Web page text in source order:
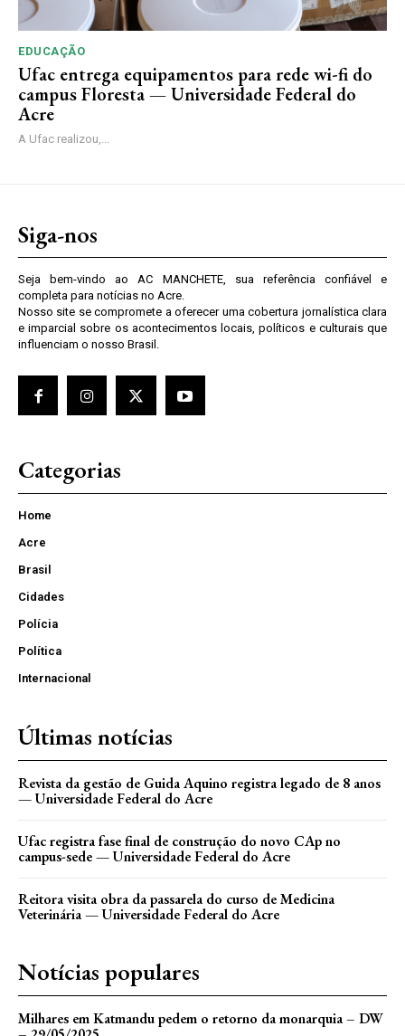
EDUCAÇÃO
Ufac entrega equipamentos para rede wi-fi do
campus Floresta — Universidade Federal do
Acre
A Ufac realizou,...
Siga-nos
Seja bem-vindo ao AC MANCHETE, sua referência confiável e
completa para notícias no Acre.
Nosso site se compromete a oferecer uma cobertura jornalística clara
e imparcial sobre os acontecimentos locais, políticos e culturais que
influenciam o nosso Brasil.
Categorias
Home
Acre
Brasil
Cidades
Polícia
Política
Internacional
Últimas notícias
Revista da gestão de Guida Aquino registra legado de 8 anos
— Universidade Federal do Acre
Ufac registra fase final de construção do novo CAp no
campus-sede — Universidade Federal do Acre
Reitora visita obra da passarela do curso de Medicina
Veterinária — Universidade Federal do Acre
Notícias populares
Milhares em Katmandu pedem o retorno da monarquia – DW